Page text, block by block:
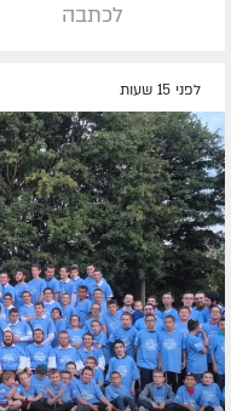
לכתבה
לפני 15 שעות